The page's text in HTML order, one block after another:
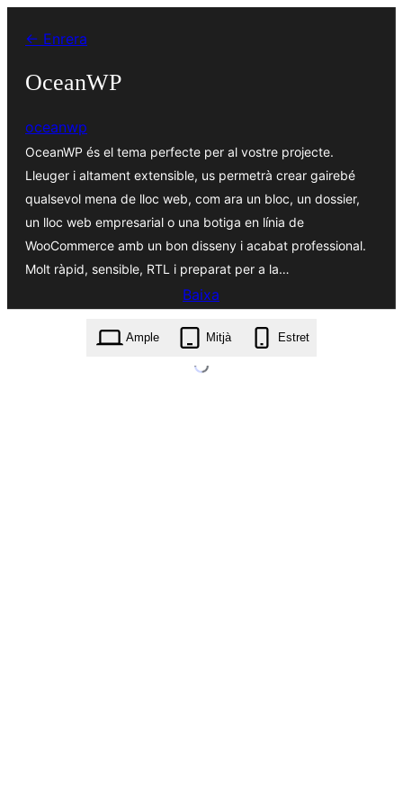
contingut
← Enrera
OceanWP
oceanwp
OceanWP és el tema perfecte per al vostre projecte.
Lleuger i altament extensible, us permetrà crear gairebé
qualsevol mena de lloc web, com ara un bloc, un dossier,
un lloc web empresarial o una botiga en línia de
WooCommerce amb un bon disseny i acabat professional.
Molt ràpid, sensible, RTL i preparat per a la…
Baixa
oceanwp.4.2.2.zip
Ample
Mitjà Estret